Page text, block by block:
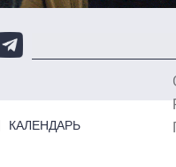
КАЛЕНДАРЬ